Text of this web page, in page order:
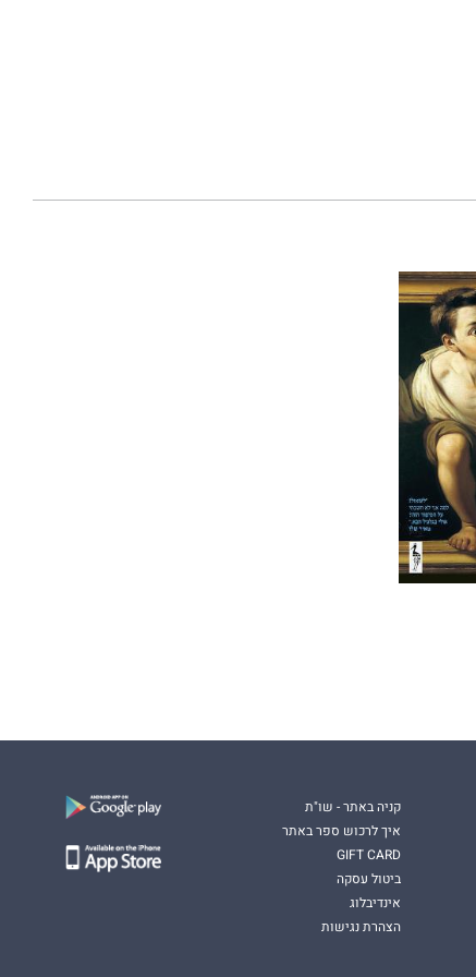
קניה באתר - שו"ת
איך לרכוש ספר באתר
GIFT CARD
ביטול עסקה
אינדיבלוג
הצהרת נגישות